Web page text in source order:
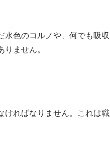
水色のコルノや、何でも吸
ません。
ければなりません。これは